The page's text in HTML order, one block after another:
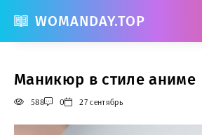
WOMANDAY.TOP
Маникюр в стиле аниме
588 0 27 сентябрь